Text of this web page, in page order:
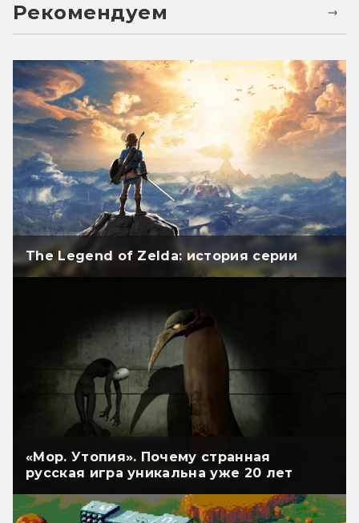
Рекомендуем
The Legend of Zelda: история серии
«Мор. Утопия». Почему странная
русская игра уникальна уже 20 лет